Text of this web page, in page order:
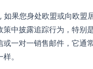
如果您身处欧盟或向欧盟
中披露追踪行为，特别
或一对一销售邮件，它通
。